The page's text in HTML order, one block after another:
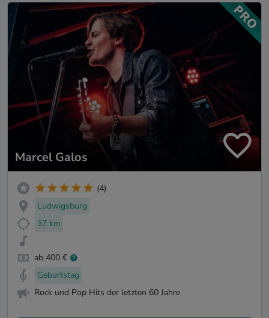
Marcel Galos
(4)
Ludwigsburg
37 km
ab 400 €
Geburtstag
Rock und Pop Hits der letzten 60 Jahre